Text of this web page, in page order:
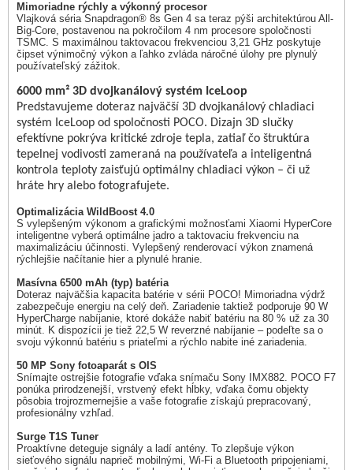
Mimoriadne rýchly a výkonný procesor
Vlajková séria Snapdragon® 8s Gen 4 sa teraz pýši architektúrou All-
Big-Core, postavenou na pokročilom 4 nm procesore spoločnosti
TSMC. S maximálnou taktovacou frekvenciou 3,21 GHz poskytuje
čipset výnimočný výkon a ľahko zvláda náročné úlohy pre plynulý
používateľský zážitok.
6000 mm² 3D dvojkanálový systém IceLoop
Predstavujeme doteraz najväčší 3D dvojkanálový chladiaci
systém IceLoop od spoločnosti POCO. Dizajn 3D slučky
efektívne pokrýva kritické zdroje tepla, zatiaľ čo štruktúra
tepelnej vodivosti zameraná na používateľa a inteligentná
kontrola teploty zaisťujú optimálny chladiaci výkon – či už
hráte hry alebo fotografujete.
Optimalizácia WildBoost 4.0
S vylepšeným výkonom a grafickými možnosťami Xiaomi HyperCore
inteligentne vyberá optimálne jadro a taktovaciu frekvenciu na
maximalizáciu účinnosti. Vylepšený renderovací výkon znamená
rýchlejšie načítanie hier a plynulé hranie.
Masívna 6500 mAh (typ) batéria
Doteraz najväčšia kapacita batérie v sérii POCO! Mimoriadna výdrž
zabezpečuje energiu na celý deň. Zariadenie taktiež podporuje 90 W
HyperCharge nabíjanie, ktoré dokáže nabiť batériu na 80 % už za 30
minút. K dispozícii je tiež 22,5 W reverzné nabíjanie – podeľte sa o
svoju výkonnú batériu s priateľmi a rýchlo nabite iné zariadenia.
50 MP Sony fotoaparát s OIS
Snímajte ostrejšie fotografie vďaka snímaču Sony IMX882. POCO F7
ponúka prirodzenejší, vrstvený efekt hĺbky, vďaka čomu objekty
pôsobia trojrozmernejšie a vaše fotografie získajú prepracovaný,
profesionálny vzhľad.
Surge T1S Tuner
Proaktívne deteguje signály a ladí antény. To zlepšuje výkon
sieťového signálu naprieč mobilnými, Wi-Fi a Bluetooth pripojeniami,